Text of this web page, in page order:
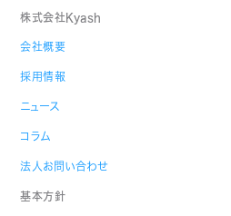
株式会社Kyash
会社概要
採用情報
ニュース
コラム
法人お問い合わせ
基本方針